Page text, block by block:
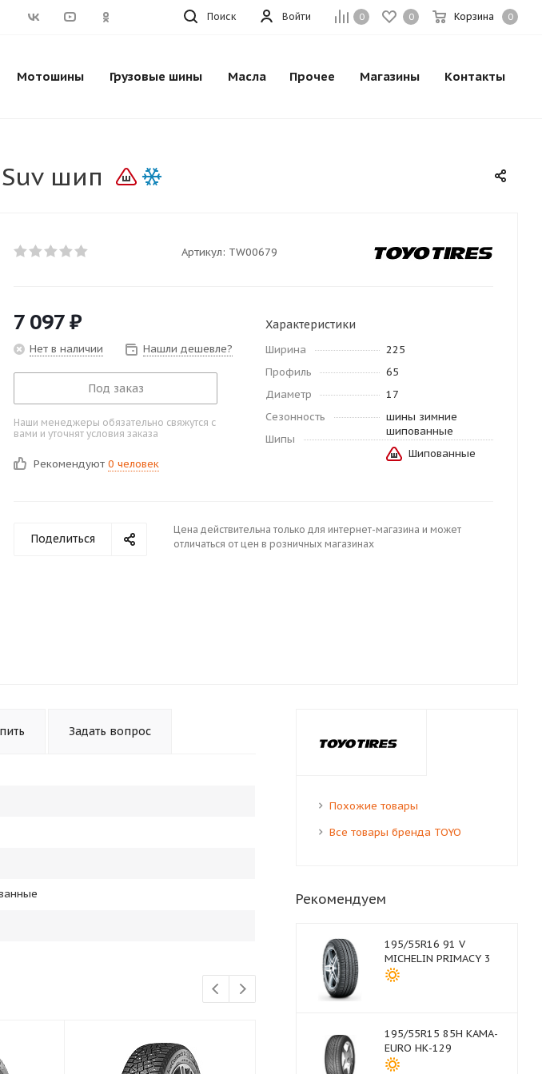
0 0 Корзина 0
Войти
Поиск
Мотошины Грузовые шины Масла Прочее Магазины Контакты
шип
Артикул: TW00679
7 097₽
Нет в наличии Нашли дешевле?
Под заказ
Наши менеджеры обязательно свяжутся с
вами и уточнят условия заказа
Рекомендуют 0 человек
Характеристики
Ширина
225
Профиль
65
Диаметр
17
Сезонность
шины зимние
шипованные
Шипы
Шипованные
Поделиться
Цена действительна только для интернет-магазина и может
отличаться от цен в розничных магазинах
Задать вопрос
Похожие товары
Все товары бренда TOYO
Рекомендуем
195/55R16 91 V
MICHELIN PRIMACY 3
195/55R15 85H КАМА-
EURO НК-129